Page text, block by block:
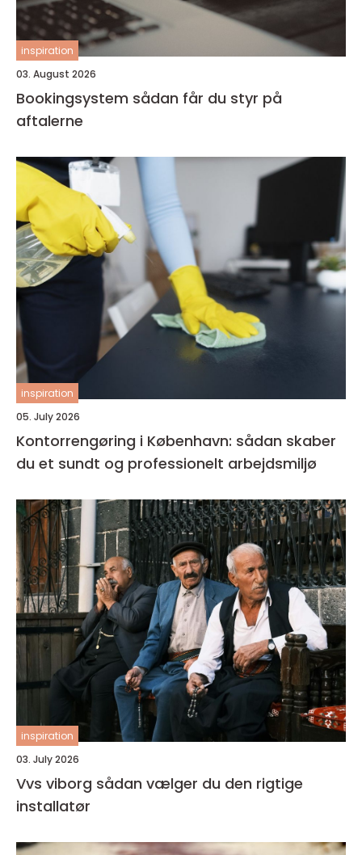
inspiration
03. August 2026
Bookingsystem sådan får du styr på
aftalerne
inspiration
05. July 2026
Kontorrengøring i København: sådan skaber
du et sundt og professionelt arbejdsmiljø
inspiration
03. July 2026
Vvs viborg sådan vælger du den rigtige
installatør